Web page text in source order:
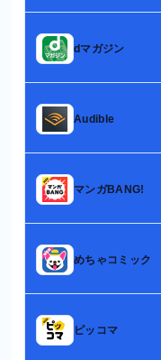
dマガジン
Audible
マンガBANG!
めちゃコミック
ピッコマ